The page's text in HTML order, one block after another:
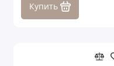
Купить